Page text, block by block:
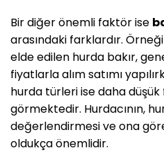
Bir diğer önemli faktör ise
arasındaki farklardır.
elde edilen hurda bakır,
fiyatlarla alım satımı
hurda türleri ise daha
görmektedir. Hurdacının,
değerlendirmesi ve ona
oldukça önemlidir.